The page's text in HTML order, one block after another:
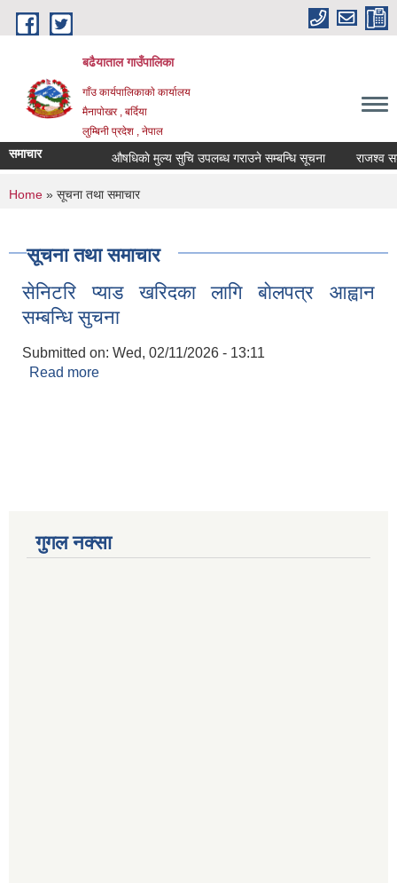
Skip to main content
बढैयाताल गाउँपालिका
गाँउ कार्यपालिकाकाे कार्यालय
मैनापाेखर , बर्दिया
लुम्बिनी प्रदेश , नेपाल
समाचार औषधिकाे मुल्य सुचि उपलब्ध गराउने सम्बन्धि सूचना राजश्व
You are here
Home » सूचना तथा समाचार
सूचना तथा समाचार
सेनिटरि प्याड खरिदका लागि बाेलपत्र आह्वान
सम्बन्धि सुचना
Submitted on: Wed, 02/11/2026 - 13:11
Read more
गुगल नक्सा